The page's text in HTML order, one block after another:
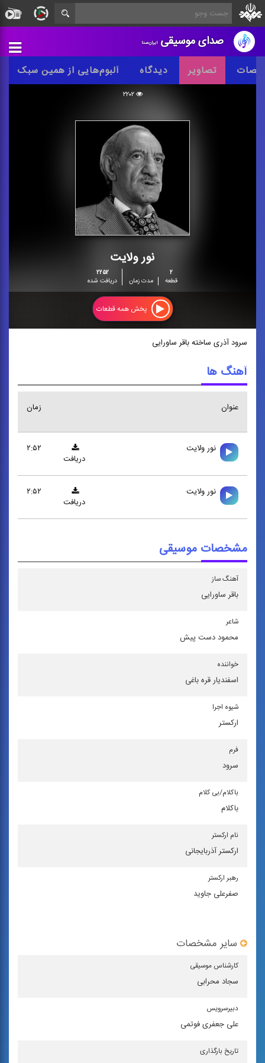
صدای موسیقیایران‌صدا
تصاویر دیدگاه آلبوم‌هایی از همین سبک
۲۲۰۲
نور ولایت
۲
قطعه
مدت زمان
۲۲۵۲
دریافت شده
پخش همه قطعات
سرود آذری ساخته باقر ساورایی
آهنگ ها
عنوان زمان
نور ولايت
۲:۵۲
دریافت
نور ولايت
۲:۵۲
دریافت
مشخصات موسیقی
آهنگ ساز
باقر ساورایی
شاعر
محمود دست‌ پیش
خواننده
اسفندیار قره‌ باغی
شیوه اجرا
اركستر
فرم
سرود
باكلام/بی كلام
باکلام
نام اركستر
ارکستر آذربایجانی
رهبر اركستر
صفرعلی جاوید
سایر مشخصات
كارشناس موسیقی
سجاد محرابی
دبیرسرویس
علی جعفری فوتمی
تاریخ بارگذاری